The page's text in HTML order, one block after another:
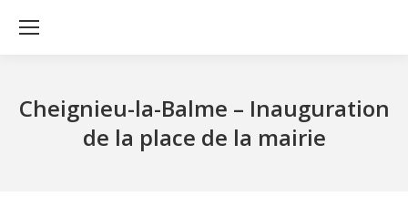
Cheignieu-la-Balme – Inauguration
de la place de la mairie